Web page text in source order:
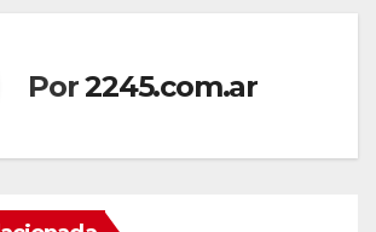
Por2245.com.ar